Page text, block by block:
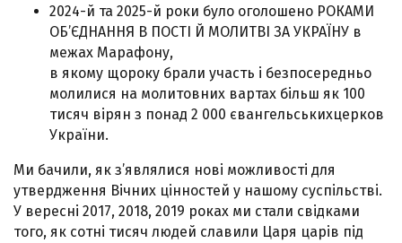
2024-й та 2025-й роки було оголошено РОКАМИ
ОБ’ЄДНАННЯ В ПОСТІ Й МОЛИТВІ ЗА УКРАЇНУ в
межах Марафону,
в якому щороку брали участь і безпосередньо
молилися на молитовних вартах більш як 100
тисяч вірян з понад 2 000 євангельськихцерков
України.
Ми бачили, як з’являлися нові можливості для
утвердження Вічних цінностей у нашому суспільстві.
У вересні 2017, 2018, 2019 роках ми стали свідками
того, як сотні тисяч людей славили Царя царів під